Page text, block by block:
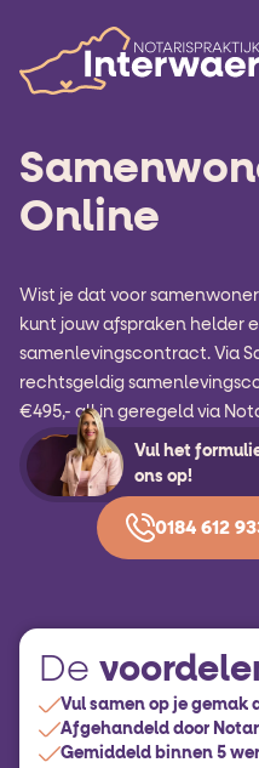
Online
Wist je dat voor
kunt jouw afspraken helder
samenlevingscontract. Via
rechtsgeldig
€495,- all in geregeld via
Vul het
ons op!
0184 612
De
Vul samen op je gemak
Afgehandeld door
Gemiddeld binnen 5